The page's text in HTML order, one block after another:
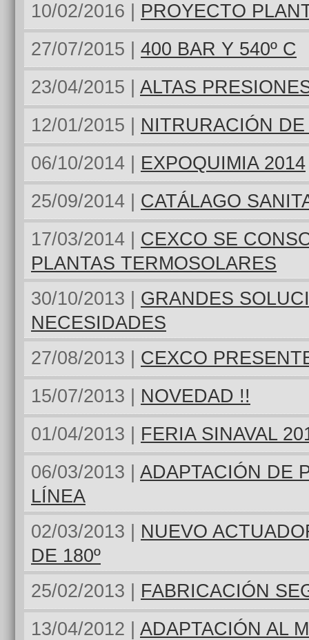
10/02/2016 | PROYECTO
27/07/2015 | 400 BAR Y 540º C
23/04/2015 | ALTAS
12/01/2015 | NITRURACIÓN
06/10/2014 | EXPOQUIMIA 2014
25/09/2014 | CATÁLAGO
17/03/2014 | CEXCO SE
PLANTAS TERMOSOLARES
30/10/2013 | GRANDES
NECESIDADES
27/08/2013 | CEXCO
15/07/2013 | NOVEDAD !!
01/04/2013 | FERIA SINAVAL
06/03/2013 | ADAPTACIÓN DE
LÍNEA
02/03/2013 | NUEVO
DE 180º
25/02/2013 | FABRICACIÓN
13/04/2012 | ADAPTACIÓN AL